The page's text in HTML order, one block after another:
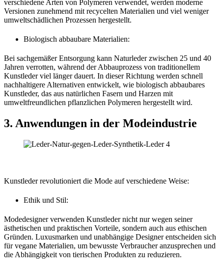
verschiedene Arten von Polymeren verwendet, werden moderne
Versionen zunehmend mit recycelten Materialien und viel weniger
umweltschädlichen Prozessen hergestellt.
Biologisch abbaubare Materialien:
Bei sachgemäßer Entsorgung kann Naturleder zwischen 25 und 40
Jahren verrotten, während der Abbauprozess von traditionellem
Kunstleder viel länger dauert. In dieser Richtung werden schnell
nachhaltigere Alternativen entwickelt, wie biologisch abbaubares
Kunstleder, das aus natürlichen Fasern und Harzen mit
umweltfreundlichen pflanzlichen Polymeren hergestellt wird.
3. Anwendungen in der Modeindustrie
Kunstleder revolutioniert die Mode auf verschiedene Weise:
Ethik und Stil:
Modedesigner verwenden Kunstleder nicht nur wegen seiner
ästhetischen und praktischen Vorteile, sondern auch aus ethischen
Gründen. Luxusmarken und unabhängige Designer entscheiden sich
für vegane Materialien, um bewusste Verbraucher anzusprechen und
die Abhängigkeit von tierischen Produkten zu reduzieren.